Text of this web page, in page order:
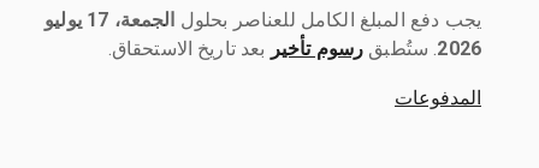
يجب دفع المبلغ الكامل للعناصر بحلول ‎
الجمعة، 17 يوليو
2026
رسوم تأخير بعد تاريخ الاستحقاق.
المدفوعات